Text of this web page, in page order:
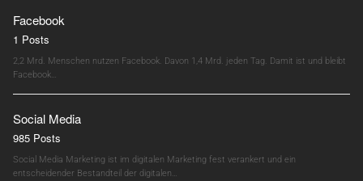
Facebook
1 Posts
2,2 Mrd. Menschen nutzen Facebook. Davon 1,4 Mrd. jeden Tag. Damit ist und bleibt
Facebook…
Social Media
985 Posts
Social Media Marketing ist im digitalen Marketing fest verankert und ein
entscheidender Bestandteil der digitalen…